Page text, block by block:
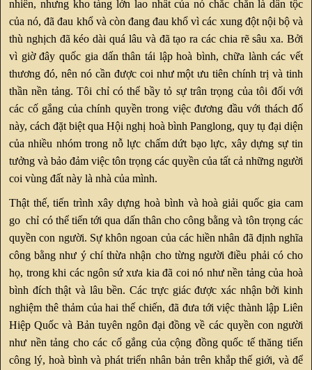
nhiên, nhưng kho tàng lớn lao nhất của nó chắc chắn là dân tộc
của nó, đã đau khổ và còn đang đau khổ vì các xung đột nội bộ và
thù nghịch đã kéo dài quá lâu và đã tạo ra các chia rẽ sâu xa. Bởi
vì giờ đây quốc gia dấn thân tái lập hoà bình, chữa lành các vết
thương đó, nên nó cần được coi như một ưu tiên chính trị và tinh
thần nền tảng. Tôi chỉ có thể bầy tỏ sự trân trọng của tôi đối với
các cố gắng của chính quyền trong việc đương đầu với thách đố
này, cách đặt biệt qua Hội nghị hoà bình Panglong, quy tụ đại diện
của nhiều nhóm trong nỗ lực chấm dứt bạo lực, xây dựng sự tin
tưởng và bảo đảm việc tôn trọng các quyền của tất cả những người
coi vùng đất này là nhà của mình.
Thật thế, tiến trình xây dựng hoà bình và hoà giải quốc gia cam
go chỉ có thể tiến tới qua dấn thân cho công bằng và tôn trọng các
quyền con người. Sự khôn ngoan của các hiền nhân đã định nghĩa
công bằng như ý chí thừa nhận cho từng người điều phải có cho
họ, trong khi các ngôn sứ xưa kia đã coi nó như nền tảng của hoà
bình đích thật và lâu bền. Các trực giác được xác nhận bởi kinh
nghiệm thê thảm của hai thế chiến, đã đưa tới việc thành lập Liên
Hiệp Quốc và Bản tuyên ngôn đại đồng về các quyền con người
như nền tảng cho các cố gắng của cộng đồng quốc tế thăng tiến
công lý, hoà bình và phát triển nhân bản trên khắp thế giới, và để